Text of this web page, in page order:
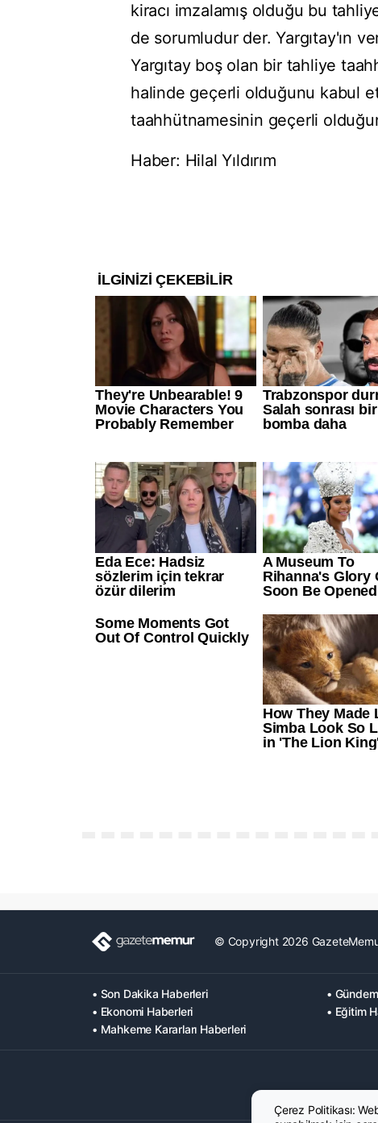
kiracı imzalamış olduğu bu
de sorumludur der. Yargıtay'ın
Yargıtay boş olan bir tahliye
halinde geçerli olduğunu kabul
taahhütnamesinin geçerli
Haber: Hilal Yıldırım
© Copyright 2026
• Son Dakika Haberleri •
• Ekonomi Haberleri
• Eğitim
• Mahkeme Kararları Haberleri
Çerez Politikası: